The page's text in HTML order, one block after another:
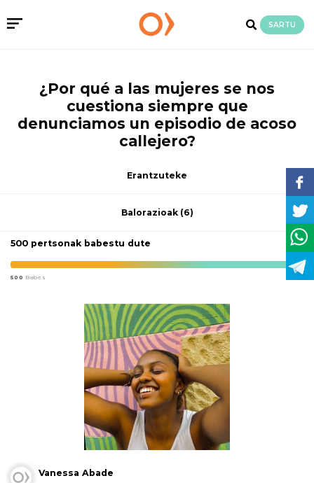
SARTU
¿Por qué a las mujeres se nos
cuestiona siempre que
denunciamos un episodio de acoso
callejero?
Erantzuteke
Balorazioak (6)
500 pertsonak babestu dute
500 Babes
Vanessa Abade